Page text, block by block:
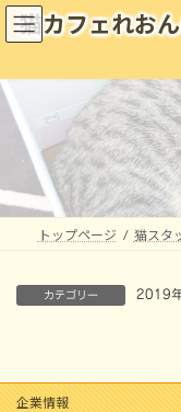
コ
ン
ン
ツ
へ
ッ
プ
ナ
ビ
ー
シ
ョ
移
動
猫カフェれお
トップページ 猫スタ
カテゴリー 2019
企業情報